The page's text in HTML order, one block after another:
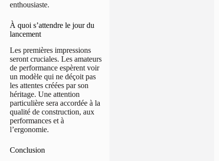
enthousiaste.
À quoi s’attendre le jour du
lancement
Les premières impressions
seront cruciales. Les amateurs
de performance espèrent voir
un modèle qui ne déçoit pas
les attentes créées par son
héritage. Une attention
particulière sera accordée à la
qualité de construction, aux
performances et à
l’ergonomie.
Conclusion